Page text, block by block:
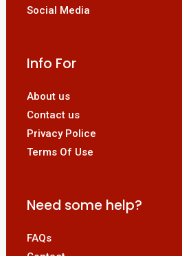
Social Media
Info For
About us
Contact us
Privacy Police
Terms Of Use
Need some help?
FAQs